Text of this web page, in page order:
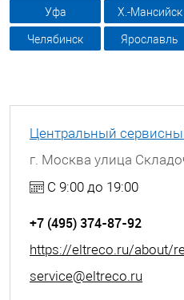
Уфа Х.-Мансийск
Челябинск Ярославль
Центральный
г. Москва улица
С 9:00 до 19:00
+7 (495) 374-87-92
https://eltreco.ru/about/
service@eltreco.ru